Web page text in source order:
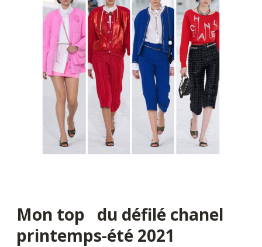
Mon top du défilé chanel
printemps-été 2021